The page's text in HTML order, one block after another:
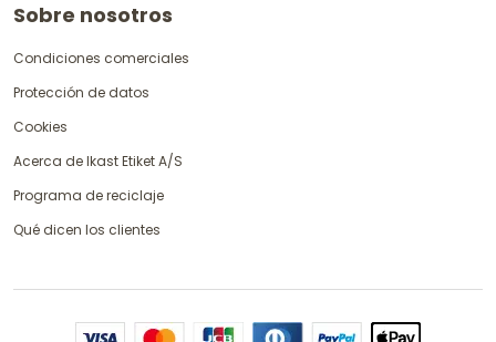
Sobre nosotros
Condiciones comerciales
Protección de datos
Cookies
Acerca de Ikast Etiket A/S
Programa de reciclaje
Qué dicen los clientes